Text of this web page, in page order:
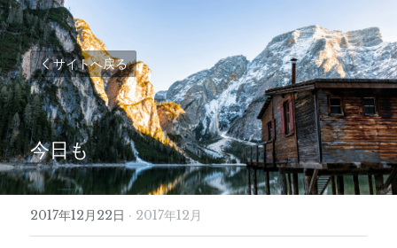
サイトへ戻る
今日も
2017年12月22日 · 2017年12月